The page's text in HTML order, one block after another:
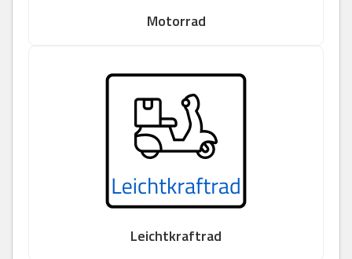
Motorrad
Leichtkraftrad